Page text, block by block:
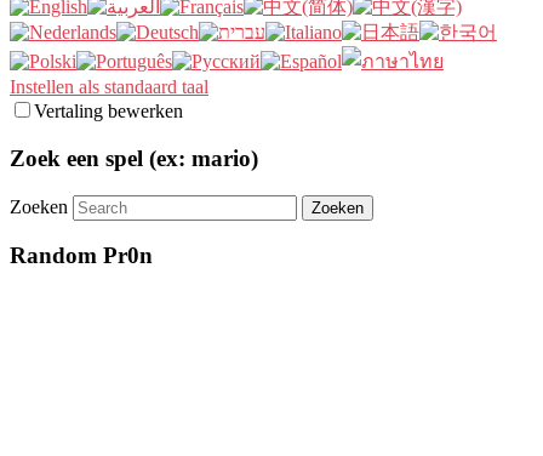
Instellen als standaard taal
Vertaling bewerken
Zoek een spel (ex: mario)
Zoeken
Random Pr0n